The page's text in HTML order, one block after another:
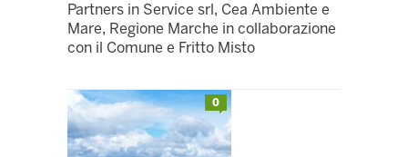
Partners in Service srl, Cea Ambiente e
Mare, Regione Marche in collaborazione
con il Comune e Fritto Misto
0